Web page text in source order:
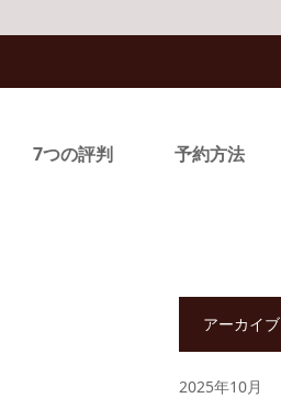
7つの評判 予約方法
アーカイブ
2025年10月